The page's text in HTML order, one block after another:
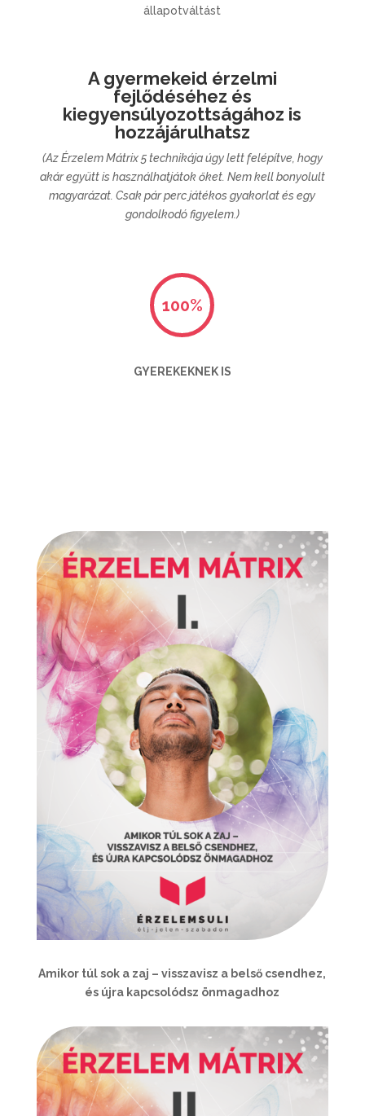
állapotváltást
A gyermekeid érzelmi
fejlődéséhez és
kiegyensúlyozottságához is
hozzájárulhatsz
(Az Érzelem Mátrix 5 technikája úgy lett felépítve, hogy
akár együtt is használhatjátok őket. Nem kell bonyolult
magyarázat. Csak pár perc játékos gyakorlat és egy
gondolkodó figyelem.)
100%
GYEREKEKNEK IS
Amikor túl sok a zaj – visszavisz a belső csendhez,
és újra kapcsolódsz önmagadhoz